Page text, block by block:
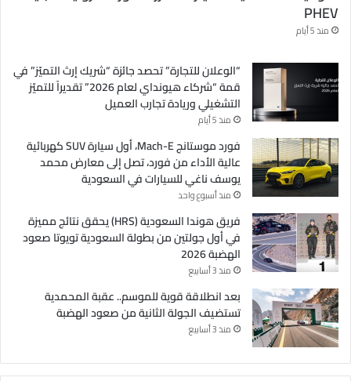
PHEV
منذ 5 أيام
“الوعلان للتجارة” تحصد جائزة “شريك إرث التميّز” في
قمة “شركاء هيونداي لعام 2026” تقديراً للتميّز
التشغيلي وريادة تجارب العميل
منذ 5 أيام
فورد موستانج Mach-E، أول سيارة SUV كهربائية
عالية الأداء من فورد، تصل إلى معارض محمد
يوسف ناغي للسيارات في السعودية
منذ أسبوع واحد
فريق هوندا السعودية (HRS) يحقق نتائج مميزة
في أول جولتين من بطولة السعودية تويوتا صعود
الهضبة 2026
منذ 3 أسابيع
بعد انطلاقة قوية للموسم.. عقبة المحمدية
تستضيف الجولة الثانية من صعود الهضبة
منذ 3 أسابيع